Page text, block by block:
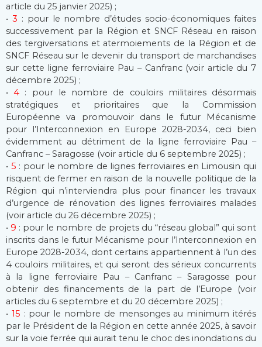
article du 25 janvier 2025) ;
• 3 : pour le nombre d’études socio-économiques faites
successivement par la Région et SNCF Réseau en raison
des tergiversations et atermoiements de la Région et de
SNCF Réseau sur le devenir du transport de marchandises
sur cette ligne ferroviaire Pau – Canfranc (voir article du 7
décembre 2025) ;
• 4 : pour le nombre de couloirs militaires désormais
stratégiques et prioritaires que la Commission
Européenne va promouvoir dans le futur Mécanisme
pour l’Interconnexion en Europe 2028-2034, ceci bien
évidemment au détriment de la ligne ferroviaire Pau –
Canfranc – Saragosse (voir article du 6 septembre 2025) ;
• 5 : pour le nombre de lignes ferroviaires en Limousin qui
risquent de fermer en raison de la nouvelle politique de la
Région qui n’interviendra plus pour financer les travaux
d’urgence de rénovation des lignes ferroviaires malades
(voir article du 26 décembre 2025) ;
• 9 : pour le nombre de projets du “réseau global” qui sont
inscrits dans le futur Mécanisme pour l’Interconnexion en
Europe 2028-2034, dont certains appartiennent à l’un des
4 couloirs militaires, et qui seront des sérieux concurrents
à la ligne ferroviaire Pau – Canfranc – Saragosse pour
obtenir des financements de la part de l’Europe (voir
articles du 6 septembre et du 20 décembre 2025) ;
• 15 : pour le nombre de mensonges au minimum itérés
par le Président de la Région en cette année 2025, à savoir
sur la voie ferrée qui aurait tenu le choc des inondations du